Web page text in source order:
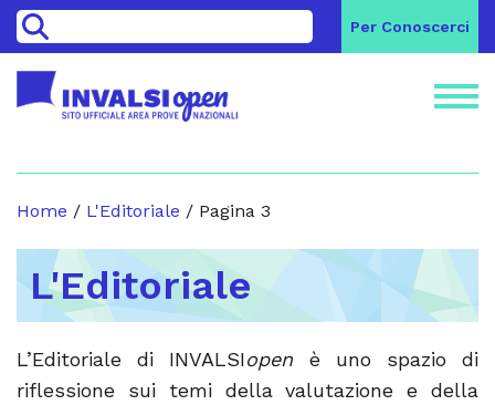
> Per Conoscerci
Home / L'Editoriale / Pagina 3
L'Editoriale
L’Editoriale di INVALSIopen è uno spazio di
riflessione sui temi della valutazione e della